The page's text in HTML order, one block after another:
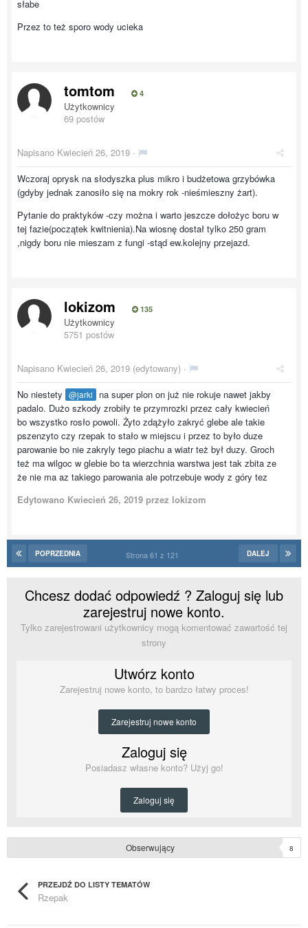
słabe
Przez to też sporo wody ucieka
tomtom 4
Użytkownicy
69 postów
Napisano Kwiecień 26, 2019 ·
Wczoraj oprysk na słodyszka plus mikro i budżetowa grzybówka
(gdyby jednak zanosiło się na mokry rok -nieśmieszny żart).
Pytanie do praktyków -czy można i warto jeszcze dołożyc boru w
tej fazie(początek kwitnienia).Na wiosnę dostał tylko 250 gram
,nigdy boru nie mieszam z fungi -stąd ew.kolejny przejazd.
lokizom 135
Użytkownicy
5751 postów
Napisano Kwiecień 26, 2019 (edytowany) ·
No niestety
@jarki
na super plon on już nie rokuje nawet jakby
padalo. Dużo szkody zrobiły te przymrozki przez cały kwiecień
bo wszystko rosło powoli. Żyto zdążyło zakryć glebe ale takie
pszenzyto czy rzepak to stało w miejscu i przez to było duze
parowanie bo nie zakryly tego piachu a wiatr też był duzy. Groch
też ma wilgoc w glebie bo ta wierzchnia warstwa jest tak zbita ze
że nie ma az takiego parowania ale potrzebuje wody z góry tez
Edytowano Kwiecień 26, 2019 przez lokizom
POPRZEDNIA DALEJ
Strona 61 z 121
Chcesz dodać odpowiedź ? Zaloguj się lub
zarejestruj nowe konto.
Tylko zarejestrowani użytkownicy mogą komentować zawartość tej
strony
Utwórz konto
Zarejestruj nowe konto, to bardzo łatwy proces!
Zarejestruj nowe konto
Zaloguj się
Posiadasz własne konto? Użyj go!
Zaloguj się
Obserwujący 8
PRZEJDŹ DO LISTY TEMATÓW
Rzepak